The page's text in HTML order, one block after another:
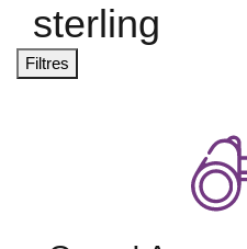
sterling
Filtres